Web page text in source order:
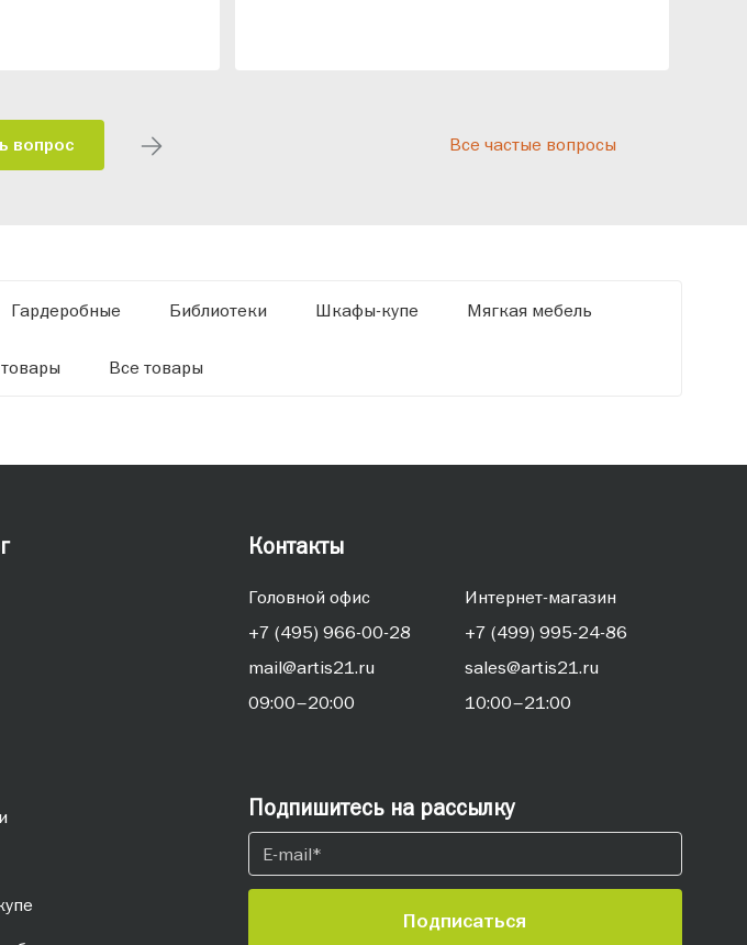
вопрос Все частые вопросы
Гардеробные Библиотеки Шкафы-купе Мягкая мебель
Все товары
Контакты
Головной офис
+7 (495) 966-00-28
mail@artis21.ru
09:00–20:00
Интернет-магазин
+7 (499) 995-24-86
sales@artis21.ru
10:00–21:00
Подпишитесь на рассылку
Подписаться